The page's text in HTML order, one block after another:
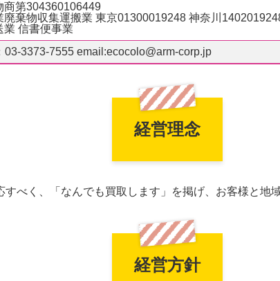
商第304360106449
廃棄物収集運搬業 東京01300019248 神奈川
業 信書便事業
03-3373-7555 email:ecocolo@arm-corp.jp
経営理念
すべく、「なんでも買取します」を掲げ、お客様と地
経営方針